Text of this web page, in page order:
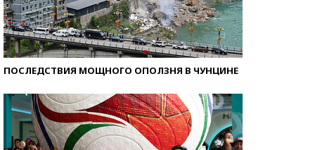
ПОСЛЕДСТВИЯ МОЩНОГО ОПОЛЗНЯ В ЧУНЦИНЕ